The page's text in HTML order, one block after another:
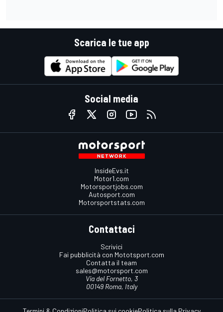
Scarica le tue app
Social media
InsideEvs.it
Motor1.com
Motorsportjobs.com
Autosport.com
Motorsportstats.com
Contattaci
Scrivici
Fai pubblicità con Mototsport.com
Contatta il team
sales@motorsport.com
Via del Fornetto, 3
00149 Roma, Italy